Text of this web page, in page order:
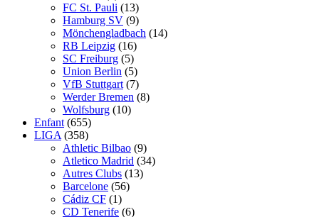
FC St. Pauli (13)
Hamburg SV (9)
Mönchengladbach (14)
RB Leipzig (16)
SC Freiburg (5)
Union Berlin (5)
VfB Stuttgart (7)
Werder Bremen (8)
Wolfsburg (10)
Enfant (655)
LIGA (358)
Athletic Bilbao (9)
Atletico Madrid (34)
Autres Clubs (13)
Barcelone (56)
Cádiz CF (1)
CD Tenerife (6)